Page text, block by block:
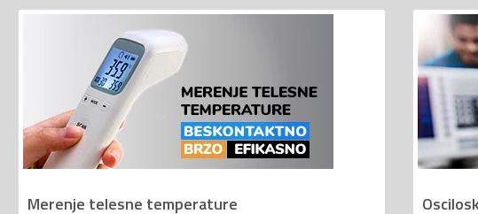
Merenje telesne temperature